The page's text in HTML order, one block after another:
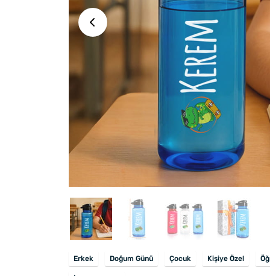
Erkek Doğum Günü Çocuk Kişiye Özel